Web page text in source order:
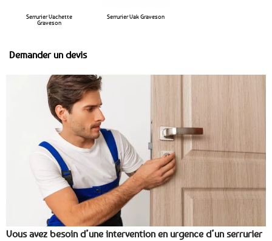
Serrurier Vachette
Graveson
Serrurier Vak Graveson
Demander un devis
Vous avez besoin d’une intervention en urgence d’un serrurier